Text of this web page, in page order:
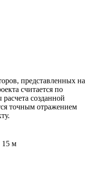
представленных на
считается по
созданной
точным отражением
15 м